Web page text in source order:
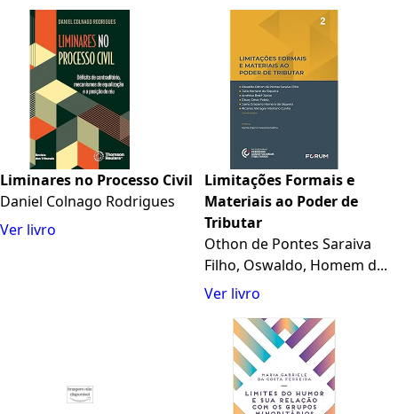
Liminares no Processo Civil
Daniel Colnago Rodrigues
Ver livro
Limitações Formais e
Materiais ao Poder de
Tributar
Othon de Pontes Saraiva
Filho, Oswaldo, Homem d...
Ver livro